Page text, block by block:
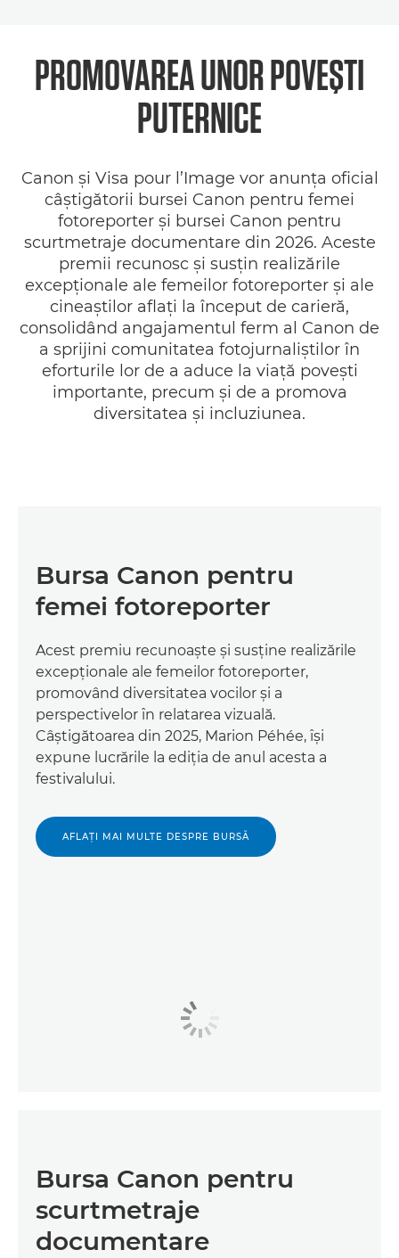
PROMOVAREA UNOR POVEŞTI
PUTERNICE
Canon şi Visa pour l’Image vor anunţa oficial
câştigătorii bursei Canon pentru femei
fotoreporter şi bursei Canon pentru
scurtmetraje documentare din 2026. Aceste
premii recunosc şi susţin realizările
excepţionale ale femeilor fotoreporter şi ale
cineaştilor aflaţi la început de carieră,
consolidând angajamentul ferm al Canon de
a sprijini comunitatea fotojurnaliştilor în
eforturile lor de a aduce la viaţă poveşti
importante, precum şi de a promova
diversitatea şi incluziunea.
Bursa Canon pentru
femei fotoreporter
Acest premiu recunoaşte şi susţine realizările
excepţionale ale femeilor fotoreporter,
promovând diversitatea vocilor şi a
perspectivelor în relatarea vizuală.
Câştigătoarea din 2025, Marion Péhée, îşi
expune lucrările la ediţia de anul acesta a
festivalului.
AFLAŢI MAI MULTE DESPRE BURSĂ
Bursa Canon pentru
scurtmetraje
documentare